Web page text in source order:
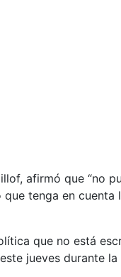
afirmó que “no
tenga en
que no está
jueves durante